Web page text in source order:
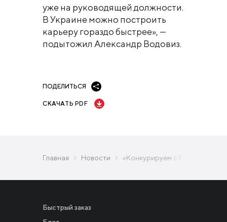
уже на руководящей должности.
В Украине можно построить
карьеру гораздо быстрее», —
подытожил Александр Водовиз.
ПОДЕЛИТЬСЯ
СКАЧАТЬ PDF
Главная Новости «Конкурируем с Европой за
Быстрый заказ